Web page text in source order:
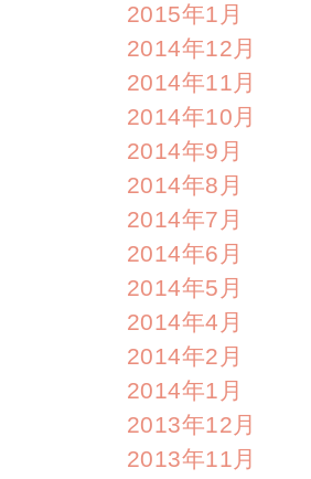
2015年1月
2014年12月
2014年11月
2014年10月
2014年9月
2014年8月
2014年7月
2014年6月
2014年5月
2014年4月
2014年2月
2014年1月
2013年12月
2013年11月